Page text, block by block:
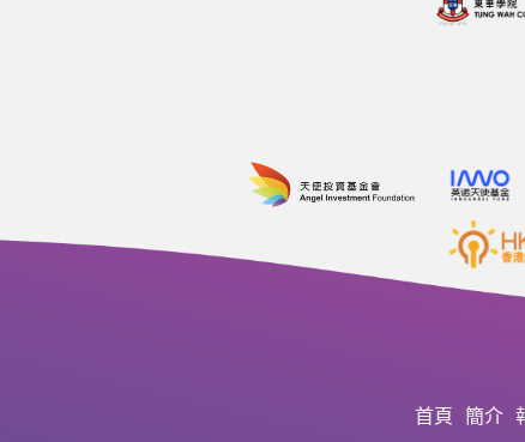
首頁 簡介